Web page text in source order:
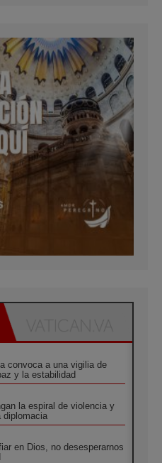
convoca a una vigilia de
y la estabilidad
la espiral de violencia y
diplomacia
en Dios, no desesperarnos